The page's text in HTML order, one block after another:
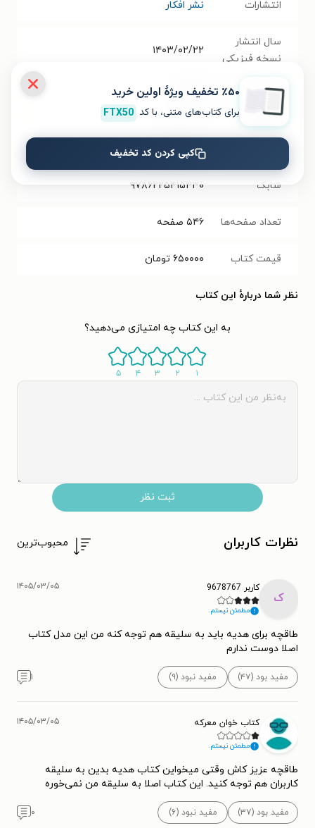
انتشارات نشر افکار
سال انتشار
نسخه فیزیکی
۱۴۰۳/۰۲/۲۲
فرمت کتاب EPUB
۱۶.۱۱ مگابایت
شابک ۹۷۸۶۲۲۵۴۱۵۴۳۰
تعداد صفحه‌ها ۵۴۶ صفحه
قیمت کتاب ۶۵۰۰۰۰ تومان
نظر شما دربارهٔ این کتاب
به این کتاب چه امتیازی می‌دهید؟
۱ ۲ ۳ ۴ ۵
ثبت نظر
نظرات کاربران محبوب‌ترین
ک
کاربر 9678767
مطمئن نیستم.
۱۴۰۵/۰۳/۰۵
طاقچه برای هدیه باید به سلیقه هم توجه کنه من این مدل کتاب
اصلا دوست ندارم
مفید بود (۴۷) مفید نبود (۹) ۱
کتاب خوان معرکه
مطمئن نیستم.
۱۴۰۵/۰۳/۰۵
طاقچه عزیز کاش وقتی میخواین کتاب هدیه بدین به سلیقه
کاربران هم توجه کنید. این کتاب اصلا به سلیقه من نمی‌خوره
مفید بود (۳۷) مفید نبود (۶) ۰
٪۵۰ تخفیف ویژۀ اولین خرید
برای کتاب‌های متنی، با کد FTX50
کپی کردن کد تخفیف